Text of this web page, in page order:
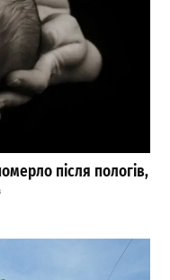
після пологів,